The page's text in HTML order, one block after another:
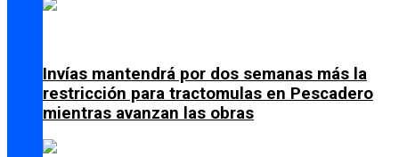
Invías mantendrá por dos semanas más la
restricción para tractomulas en Pescadero
mientras avanzan las obras